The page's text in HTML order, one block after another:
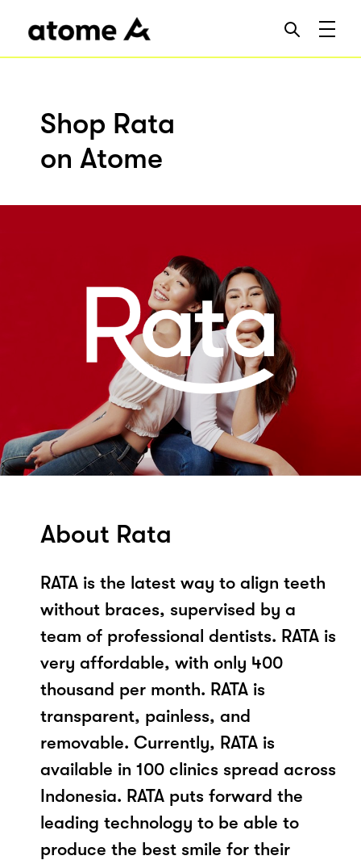
Shop Rata
on Atome
About Rata
RATA is the latest way to align teeth
without braces, supervised by a
team of professional dentists. RATA is
very affordable, with only 400
thousand per month. RATA is
transparent, painless, and
removable. Currently, RATA is
available in 100 clinics spread across
Indonesia. RATA puts forward the
leading technology to be able to
produce the best smile for their